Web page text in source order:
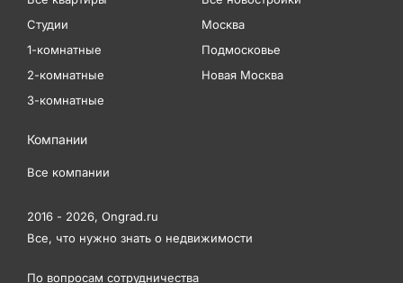
Студии
1-комнатные
2-комнатные
3-комнатные
Москва
Подмосковье
Новая Москва
Компании
Все компании
2016 - 2026, Ongrad.ru
Все, что нужно знать о недвижимости
По вопросам сотрудничества